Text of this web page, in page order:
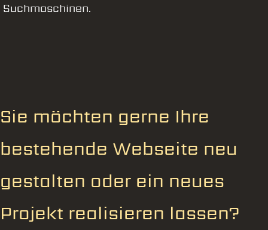
Suchmaschinen.
Sie möchten gerne Ihre
bestehende Webseite neu
gestalten oder ein neues
Projekt realisieren lassen?